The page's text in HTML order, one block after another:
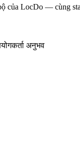
của LocDo — cùng
अनुभव